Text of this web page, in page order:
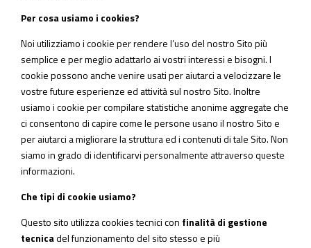
Per cosa usiamo i cookies?
Noi utilizziamo i cookie per rendere l’uso del nostro Sito più
semplice e per meglio adattarlo ai vostri interessi e bisogni. I
cookie possono anche venire usati per aiutarci a velocizzare le
vostre future esperienze ed attività sul nostro Sito. Inoltre
usiamo i cookie per compilare statistiche anonime aggregate che
ci consentono di capire come le persone usano il nostro Sito e
per aiutarci a migliorare la struttura ed i contenuti di tale Sito. Non
siamo in grado di identificarvi personalmente attraverso queste
informazioni.
Che tipi di cookie usiamo?
Questo sito utilizzacookies tecnicicon finalità di gestione
tecnicadel funzionamento del sito stesso e più